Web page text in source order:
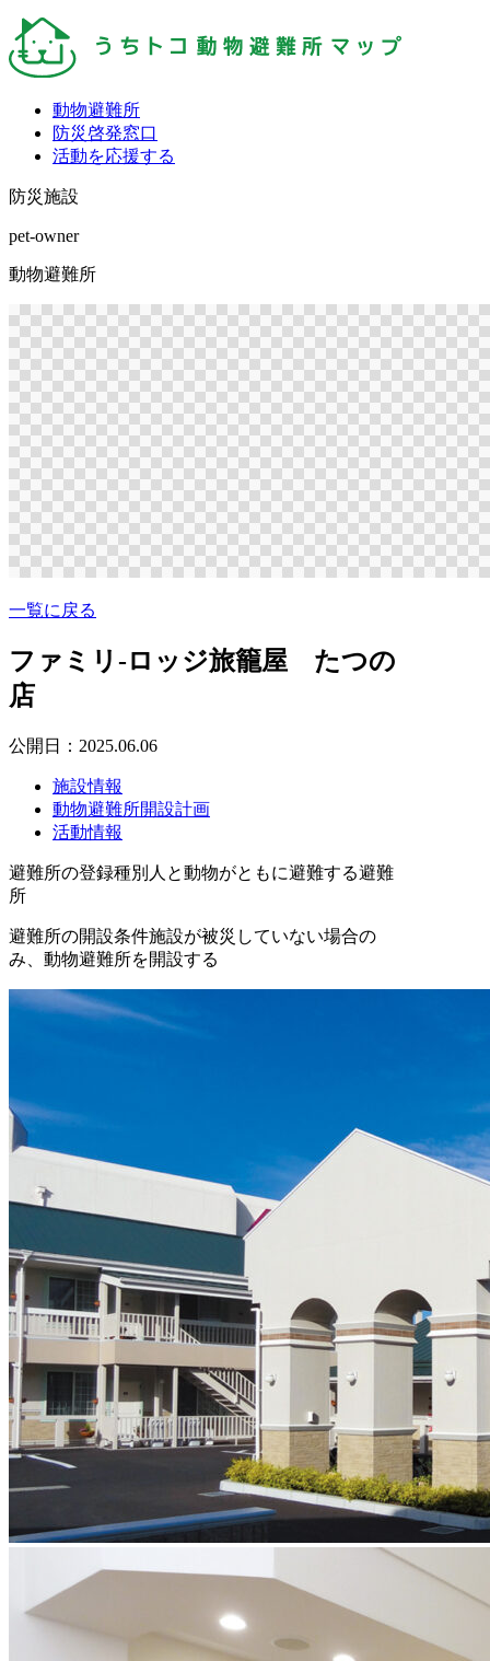
動物避難所
防災啓発窓口
活動を応援する
防災施設
pet-owner
動物避難所
一覧に戻る
ファミリ-ロッジ旅籠屋 たつの
店
公開日：2025.06.06
施設情報
動物避難所開設計画
活動情報
避難所の登録種別 人と動物がともに避難する避難
所
避難所の開設条件施設が被災していない場合の
み、動物避難所を開設する